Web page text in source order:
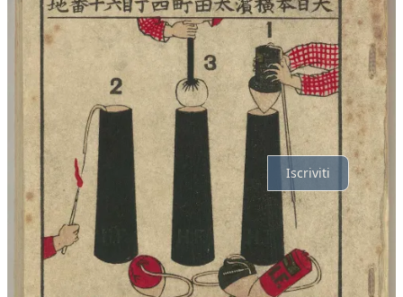
Il meglio di Ultime Discussioni
Nessun post
Assolutamente, procediamo.
Iscriviti
© 2026 Davide Riboli · Privacy Condizioni ∙ Notifica di raccolta
Crea il tuo Substack
Scarica l'app
Substack è la casa della grande cultura